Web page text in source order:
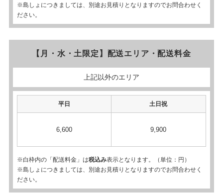
※島しょにつきましては、別途お見積りとなりますのでお問合わせく
ださい。
【月・水・土限定】配送エリア・配送料金
上記以外のエリア
平日 土日祝
6,600 9,900
※白枠内の「配送料金」は税込み表示となります。（単位：円）
※島しょにつきましては、別途お見積りとなりますのでお問合わせく
ださい。